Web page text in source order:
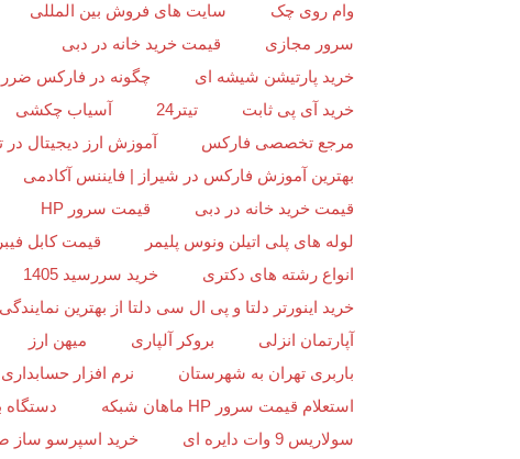
وام روی چک
سایت های فروش بین المللی
سرور مجازی
قیمت خرید خانه در دبی
خرید پارتیشن شیشه ای
چگونه در فارکس ضرر
خرید آی پی ثابت
تیتر24
آسیاب چکشی
مرجع تخصصی فارکس
آموزش ارز دیجیتال در
بهترین آموزش فارکس در شیراز | فایننس آکادمی
قیمت خرید خانه در دبی
قیمت سرور HP
لوله های پلی اتیلن ونوس پلیمر
قیمت کابل
انواع رشته های دکتری
خرید سررسید 1405
خرید اینورتر دلتا و پی ال سی دلتا از بهترین نمایندگی
آپارتمان انزلی
بروکر آلپاری
میهن ارز
باربری تهران به شهرستان
نرم افزار حسابداری
استعلام قیمت سرور HP ماهان شبکه
دستگاه
سولاریس 9 وات دایره ای
خرید اسپرسو ساز